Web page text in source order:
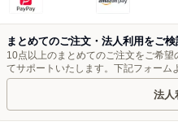
まとめてのご注文・法人利用をご
10点以上のまとめてのご注文をご希
てサポートいたします。下記フォーム
法人